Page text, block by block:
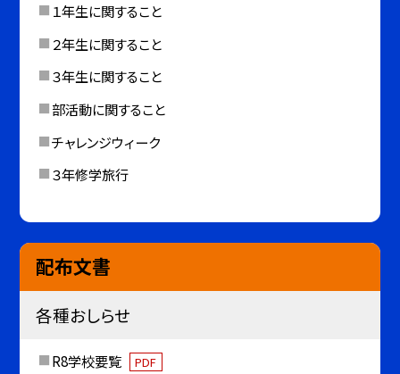
１年生に関すること
２年生に関すること
３年生に関すること
部活動に関すること
チャレンジウィーク
３年修学旅行
配布文書
各種おしらせ
R8学校要覧 PDF